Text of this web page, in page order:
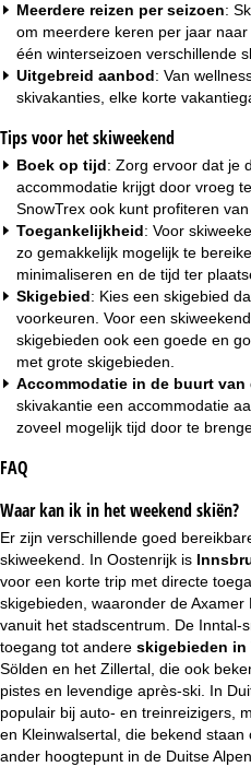
Meerdere reizen per seizoen:
om meerdere keren per jaar
één winterseizoen verschillende
Uitgebreid aanbod: Van
skivakanties, elke korte
Tips voor het skiweekend
Boek op tijd: Zorg ervoor dat je
accommodatie krijgt door vroeg
SnowTrex ook kunt profiteren van
Toegankelijkheid: Voor
zo gemakkelijk mogelijk te
minimaliseren en de tijd ter
Skigebied: Kies een skigebied
voorkeuren. Voor een
skigebieden ook een goede en
met grote skigebieden.
Accommodatie in de buurt van
skivakantie een accommodatie
zoveel mogelijk tijd door te
FAQ
Waar kan ik in het weekend skiën?
Er zijn verschillende goed
skiweekend. In Oostenrijk is
voor een korte trip met directe
skigebieden, waaronder de
vanuit het stadscentrum. De Inntal-
toegang tot andere skigebieden in
Sölden en het Zillertal, die ook
pistes en levendige après-ski. In
populair bij auto- en treinreizigers,
en Kleinwalsertal, die bekend
ander hoogtepunt in de Duitse